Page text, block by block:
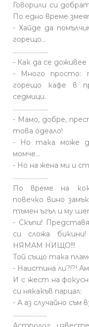
Говорили си
По едно време
- Хайде да
горещо...
........................
- Как да се доживее
- Много просто:
горещо кафе в
седмици.
........................
- Мамо, добре,
това одеало!
- Но така може
момче…
- Но на жена ми и
........................
По време на
повечко вино
тъмен ъгъл и му
- Скъпи!
си сложа
НЯМАМ НИЩО!!!
Той също така
- Наистина ли?!?!
И с жест на
си някакъв парцал:
- А аз случайно съм
.......................